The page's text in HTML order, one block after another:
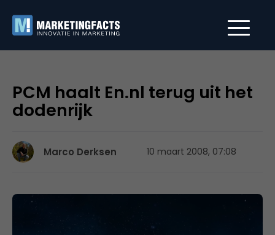
PCM haalt En.nl terug uit het
dodenrijk
Marco Derksen 10 maart 2008, 07:08